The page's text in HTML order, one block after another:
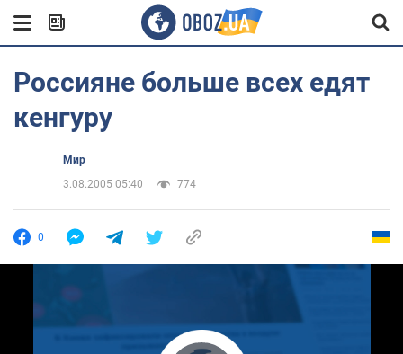
Россияне больше всех едят
кенгуру
Мир
3.08.2005 05:40
774
0